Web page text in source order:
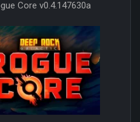
Core v0.4.147630a